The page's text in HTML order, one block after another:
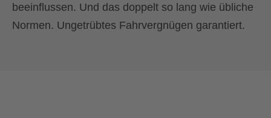
beeinflussen. Und das doppelt so lang wie übliche
Normen. Ungetrübtes Fahrvergnügen garantiert.